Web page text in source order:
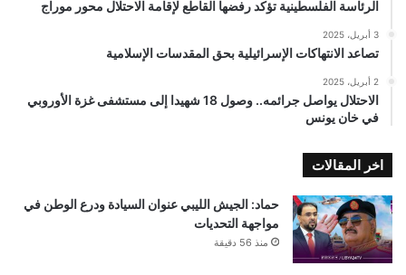
الرئاسة الفلسطينية تؤكد رفضها القاطع لإقامة الاحتلال محور موراج
3 أبريل، 2025
تصاعد الانتهاكات الإسرائيلية بحق المقدسات الإسلامية
2 أبريل، 2025
الاحتلال يواصل جرائمه.. وصول 18 شهيدا إلى مستشفى غزة الأوروبي
في خان يونس
اخر المقالات
حماد: الجيش الليبي عنوان السيادة ودرع الوطن في
مواجهة التحديات
منذ 56 دقيقة